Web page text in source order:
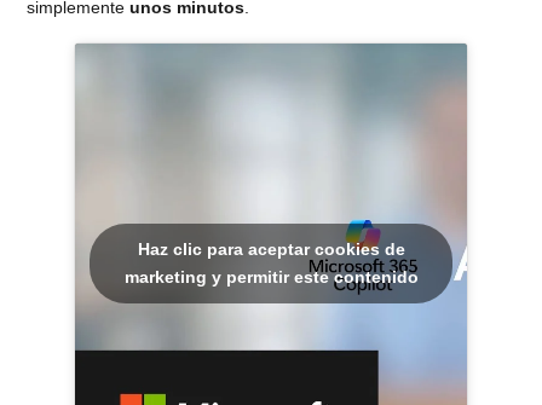
simplementeunos minutos
Haz clic para aceptar cookies de
marketing y permitir este contenido